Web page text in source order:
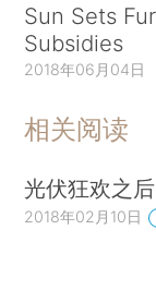
Sun Sets
Subsidies
2018年06月04日
相关阅读
光伏狂欢之
2018年02月10日